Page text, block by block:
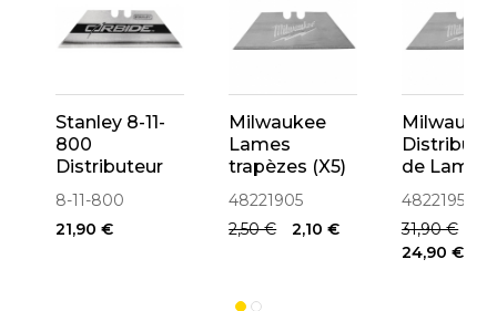
Stanley 8-11-
800
Distributeur
de 50 Lames
de Couteaux
Carbide
8-11-800
21,90 €
Milwaukee
Lames
trapèzes (X5)
pour cutter
48221905
48221905
2,50 €
2,10 €
de Lames
cutter
trapèzes
(X50) -
48221950
48221950
31,90 €
24,90 €